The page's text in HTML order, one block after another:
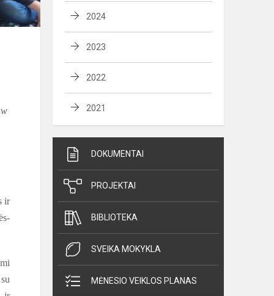
ir
2024
2023
2022
2021
DOKUMENTAI
PROJEKTAI
BIBLIOTEKA
SVEIKA MOKYKLA
MĖNESIO VEIKLOS PLANAS